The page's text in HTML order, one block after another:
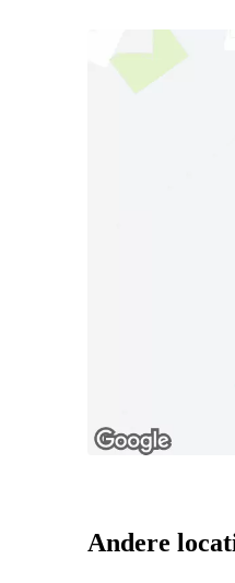
Andere